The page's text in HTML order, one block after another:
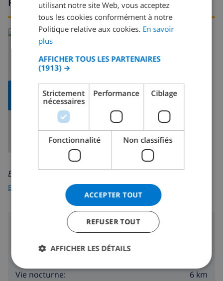
AFFICHER LA
CARTE
En savoir plus sur:
Espagne Costa Blanca>Javea>Tarraula
Boutiques:
Vie nocturne:
6 km
SPANISH
GERMAN
DANISH
utilisant notre site Web, vous acceptez
tous les cookies conformément à notre
Politique relative aux cookies. En savoir
plus
AFFICHER TOUS LES PARTENAIRES
(1913) →
Strictement
nécessaires
Performance Ciblage
Fonctionnalité Non classifiés
ACCEPTER TOUT
REFUSER TOUT
AFFICHER LES DÉTAILS